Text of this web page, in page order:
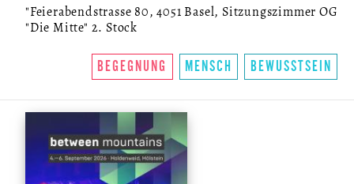
"Feierabendstrasse 80, 4051 Basel, Sitzungszimmer OG
"Die Mitte" 2. Stock
BEGEGNUNG MENSCH BEWUSSTSEIN